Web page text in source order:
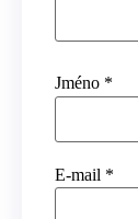
Jméno *
E-mail *